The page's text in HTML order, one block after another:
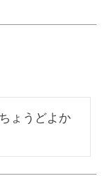
ょうどよか